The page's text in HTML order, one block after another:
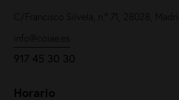
C/Francisco Silvela, n.º 71, 28028, Madrid
info@coiae.es
917 45 30 30
Horario